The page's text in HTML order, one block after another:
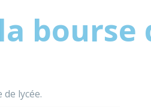
bourse
lycée.